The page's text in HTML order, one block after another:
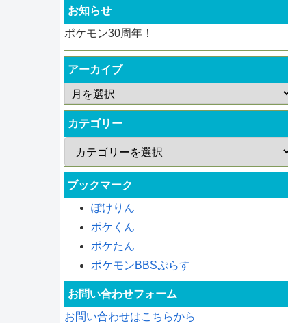
お知らせ
ポケモン30周年！
アーカイブ
カテゴリー
ブックマーク
ぽけりん
ポケくん
ポケたん
ポケモンBBSぷらす
お問い合わせフォーム
お問い合わせはこちらから